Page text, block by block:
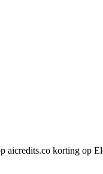
aicredits.co korting op